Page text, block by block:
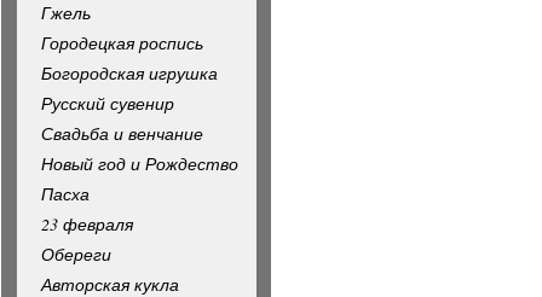
Гжель
Городецкая роспись
Богородская игрушка
Русский сувенир
Свадьба и венчание
Новый год и Рождество
Пасха
23 февраля
Обереги
Авторская кукла